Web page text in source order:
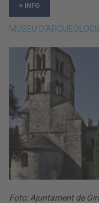
+ INFO
MUSEU
Foto: Ajuntament de